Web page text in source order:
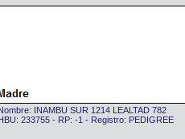
INAMBU SUR 1214 LEALTAD 782
233755 - RP: -1 - Registro: PEDIGREE